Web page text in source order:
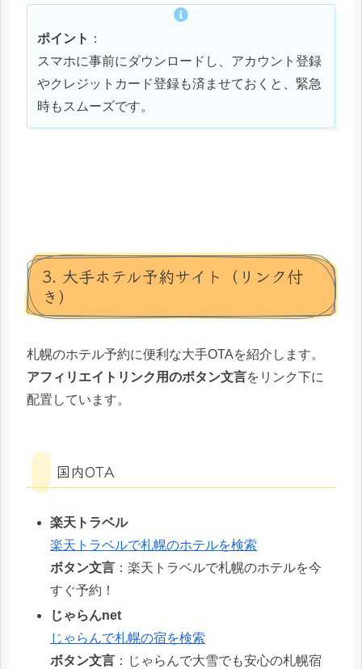
ポイント ：
スマホに事前にダウンロードし、アカウント登録
やクレジットカード登録も済ませておくと、緊急
時もスムーズです。
3. 大手ホテル予約サイト（リンク付
き）
札幌のホテル予約に便利な大手OTAを紹介します。
アフィリエイトリンク用のボタン文言をリンク下に
配置しています。
国内OTA
楽天トラベル
楽天トラベルで札幌のホテルを検索
ボタン文言 ：楽天トラベルで札幌のホテルを今
すぐ予約！
じゃらんnet
じゃらんで札幌の宿を検索
ボタン文言 ：じゃらんで大雪でも安心の札幌宿